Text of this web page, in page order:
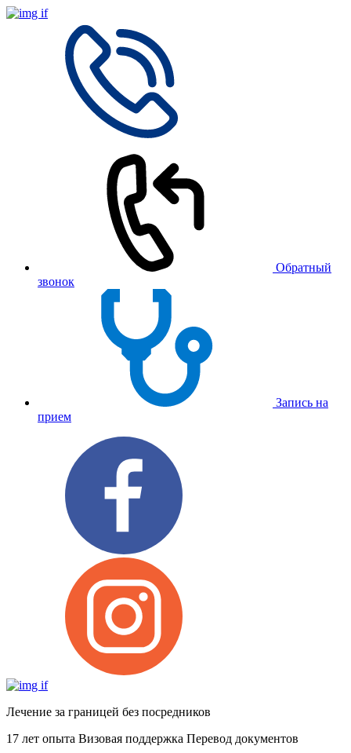
Обратный
звонок
Запись на
прием
Лечение за границей без посредников
17 лет опыта Визовая поддержка Перевод документов